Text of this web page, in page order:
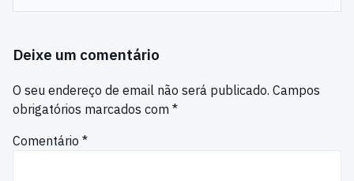
Deixe um comentário
O seu endereço de email não será publicado. Campos
obrigatórios marcados com *
Comentário *